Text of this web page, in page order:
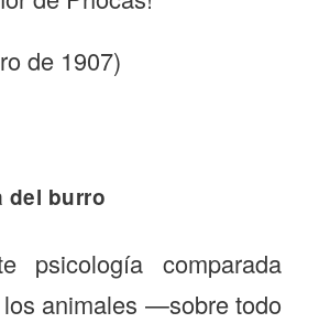
de 1907)
del burro
psicología comparada
animales —sobre todo